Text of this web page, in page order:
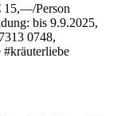
15,—/Person
bis 9.9.2025,
0748,